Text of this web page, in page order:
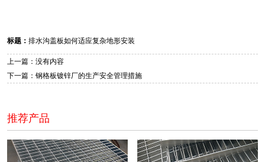
标题： 排水沟盖板如何适应复杂地形安装
上一篇：没有内容
下一篇：钢格板镀锌厂的生产安全管理措施
推荐产品